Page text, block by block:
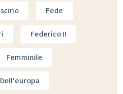
Fede
Federico II
Femminile